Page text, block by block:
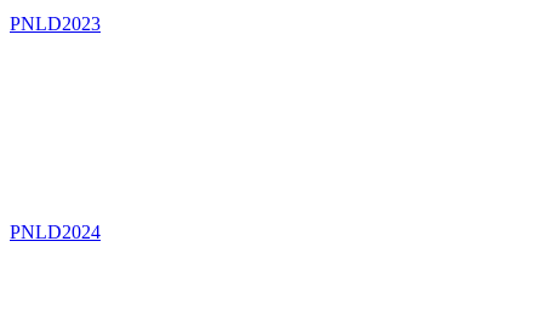
PNLD2023
PNLD2024